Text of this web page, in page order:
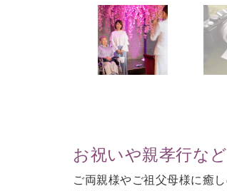
お祝いや親孝行な
ご両親様やご祖父母様に癒